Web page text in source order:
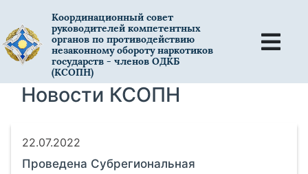
Координационный совет
руководителей компетентных
органов по противодействию
незаконному обороту наркотиков
государств - членов ОДКБ
(КСОПН)
Новости КСОПН
22.07.2022
Проведена Субрегиональная